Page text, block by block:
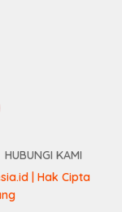
HUBUNGI KAMI
| Hak Cipta